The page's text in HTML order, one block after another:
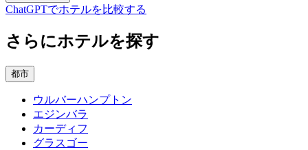
ChatGPTでホテルを比較する
さらにホテルを探す
都市
ウルバーハンプトン
エジンバラ
カーディフ
グラスゴー